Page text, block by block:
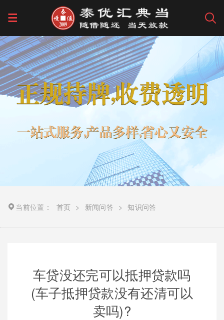
当前位置： 首页 > 新闻问答 > 知识问答
车贷没还完可以抵押贷款吗
(车子抵押贷款没有还清可以
卖吗)?